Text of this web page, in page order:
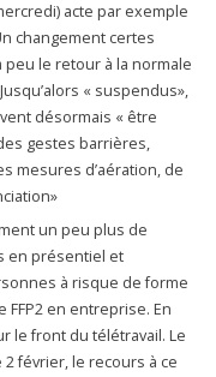
acte par exemple
changement certes
peu le retour à la normale
« suspendus»,
désormais « être
gestes barrières,
mesures d’aération, de
un peu plus de
en présentiel et
à risque de forme
FFP2 en entreprise. En
le front du télétravail. Le
février, le recours à ce